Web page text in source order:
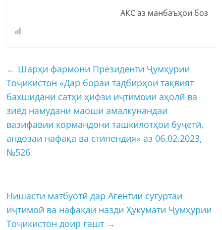
АКС аз манбаъҳои боз
← Шарҳи фармони Президенти Ҷумҳурии
Тоҷикистон «Дар бораи тадбирҳои тақвият
бахшидани сатҳи ҳифзи иҷтимоии аҳолӣ ва
зиёд намудани маоши амалкунандаи
вазифавии кормандони ташкилотҳои буҷетӣ,
андозаи нафақа ва стипендия» аз 06.02.2023,
№526
Нишасти матбуотӣ дар Агентии суғуртаи
иҷтимоӣ ва нафақаи назди Ҳукумати Ҷумҳурии
Тоҷикистон доир гашт →